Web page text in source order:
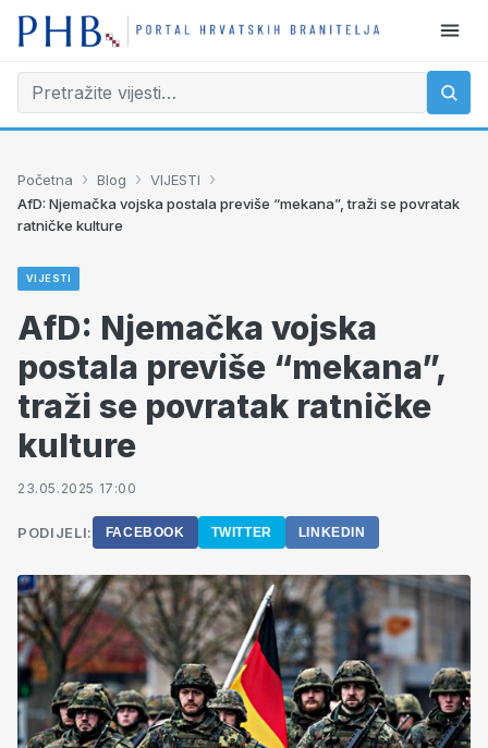
Početna › Blog › VIJESTI ›
AfD: Njemačka vojska postala previše “mekana”, traži se povratak
ratničke kulture
VIJESTI
AfD: Njemačka vojska
postala previše “mekana”,
traži se povratak ratničke
kulture
23.05.2025 17:00
PODIJELI: FACEBOOK TWITTER LINKEDIN